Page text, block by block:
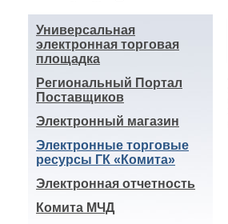
Универсальная
электронная торговая
площадка
Региональный Портал
Поставщиков
Электронный магазин
Электронные торговые
ресурсы ГК «Комита»
Электронная отчетность
Комита МЧД